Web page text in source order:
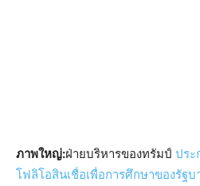
ภาพใหญ่:ฝ่ายบริหารของทรัมป์ ประ
โฟลิโอสินเชื่อเพื่อการศึกษาของรัฐ